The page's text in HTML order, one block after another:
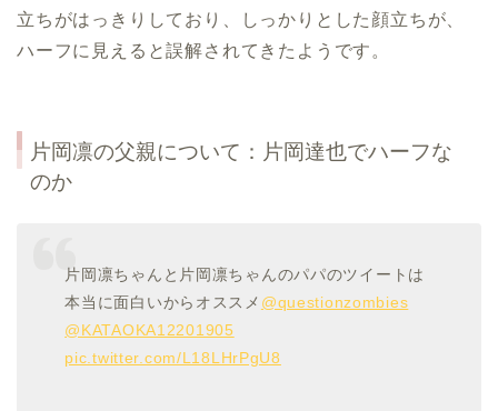
立ちがはっきりしており、しっかりとした顔立ちが、
ハーフに見えると誤解されてきたようです。
片岡凛の父親について：片岡達也でハーフな
のか
片岡凛ちゃんと片岡凛ちゃんのパパのツイートは
本当に面白いからオススメ @questionzombies
@KATAOKA12201905
pic.twitter.com/L18LHrPgU8